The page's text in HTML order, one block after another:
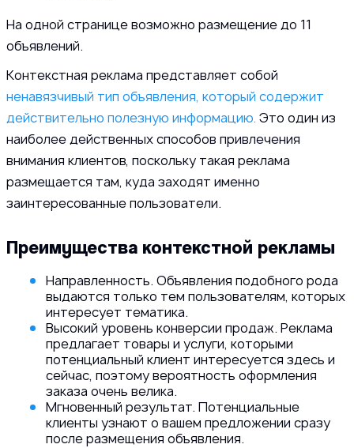
На одной странице возможно размещение до 11
объявлений.
Контекстная реклама представляет собой
ненавязчивый тип объявления, который содержит
действительно полезную информацию. Это один из
наиболее действенных способов привлечения
внимания клиентов, поскольку такая реклама
размещается там, куда заходят именно
заинтересованные пользователи.
Преимущества контекстной рекламы
Направленность. Объявления подобного рода
выдаются только тем пользователям, которых
интересует тематика.
Высокий уровень конверсии продаж. Реклама
предлагает товары и услуги, которыми
потенциальный клиент интересуется здесь и
сейчас, поэтому вероятность оформления
заказа очень велика.
Мгновенный результат. Потенциальные
клиенты узнают о вашем предложении сразу
после размещения объявления.